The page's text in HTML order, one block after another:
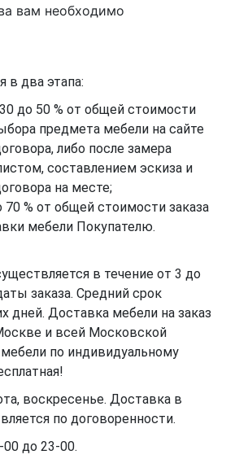
вам необходимо
в два этапа:
до 50 % от общей стоимости
предмета мебели на сайте
либо после замера
составлением эскиза и
на месте;
70 % от общей стоимости заказа
мебели Покупателю.
в течение от 3 до
заказа. Средний срок
дней. Доставка мебели на заказ
и всей Московской
по индивидуальному
воскресенье. Доставка в
по договоренности.
до 23-00.